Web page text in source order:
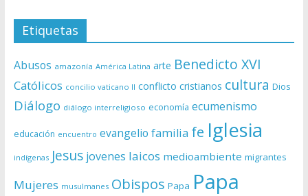
Etiquetas
Abusos amazonía América Latina arte Benedicto XVI
Católicos concilio vaticano II conflicto cristianos cultura Dios
Diálogo diálogo interreligioso economía ecumenismo
educación encuentro evangelio familia fe Iglesia
indígenas Jesus jovenes laicos medioambiente migrantes
Mujeres musulmanes Obispos Papa Papa